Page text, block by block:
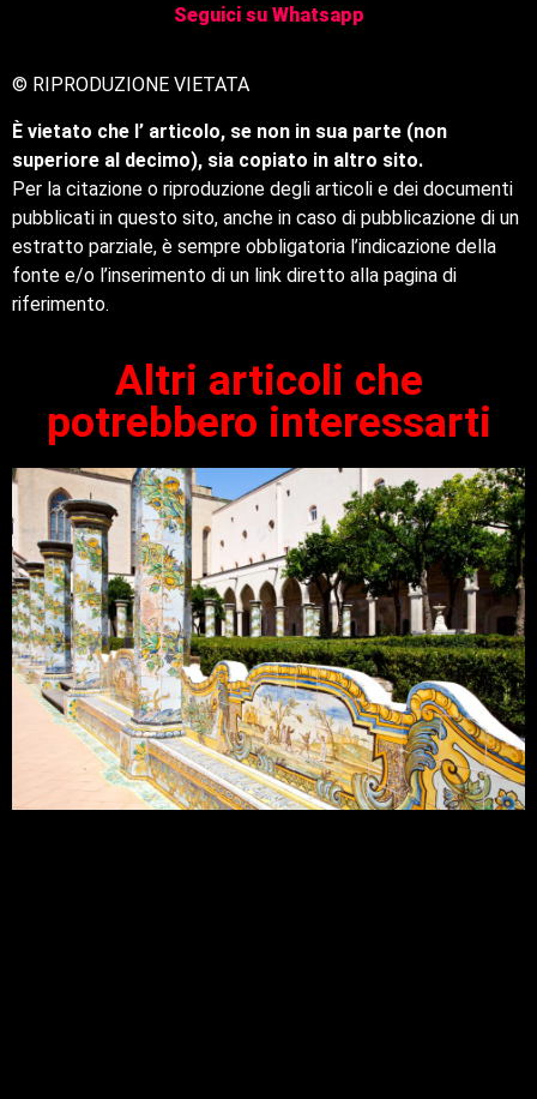
Seguici su Whatsapp
© RIPRODUZIONE VIETATA
È vietato che l’ articolo, se non in sua parte (non
superiore al decimo), sia copiato in altro sito.
Per la citazione o riproduzione degli articoli e dei documenti
pubblicati in questo sito, anche in caso di pubblicazione di un
estratto parziale, è sempre obbligatoria l’indicazione della
fonte e/o l’inserimento di un link diretto alla pagina di
riferimento.
Altri articoli che
potrebbero interessarti